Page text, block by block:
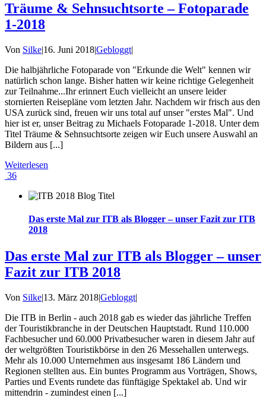
Träume & Sehnsuchtsorte – Fotoparade
1-2018
Von Silke|16. Juni 2018|Gebloggt|
Die halbjährliche Fotoparade von "Erkunde die Welt" kennen wir
natürlich schon lange. Bisher hatten wir keine richtige Gelegenheit
zur Teilnahme...Ihr erinnert Euch vielleicht an unsere leider
stornierten Reisepläne vom letzten Jahr. Nachdem wir frisch aus den
USA zurück sind, freuen wir uns total auf unser "erstes Mal". Und
hier ist er, unser Beitrag zu Michaels Fotoparade 1-2018. Unter dem
Titel Träume & Sehnsuchtsorte zeigen wir Euch unsere Auswahl an
Bildern aus [...]
Weiterlesen
36
Das erste Mal zur ITB als Blogger – unser Fazit zur ITB
2018
Das erste Mal zur ITB als Blogger – unser
Fazit zur ITB 2018
Von Silke|13. März 2018|Gebloggt|
Die ITB in Berlin - auch 2018 gab es wieder das jährliche Treffen
der Touristikbranche in der Deutschen Hauptstadt. Rund 110.000
Fachbesucher und 60.000 Privatbesucher waren in diesem Jahr auf
der weltgrößten Touristikbörse in den 26 Messehallen unterwegs.
Mehr als 10.000 Unternehmen aus insgesamt 186 Ländern und
Regionen stellten aus. Ein buntes Programm aus Vorträgen, Shows,
Parties und Events rundete das fünftägige Spektakel ab. Und wir
mittendrin - zumindest einen [...]